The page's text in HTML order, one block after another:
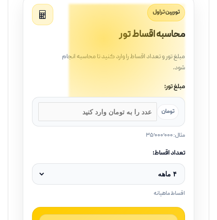
توربین تراول
محاسبه اقساط تور
مبلغ تور و تعداد اقساط را وارد کنید تا محاسبه انجام
مبلغ تور:
تعداد اقساط:
اقساط ماهیانه